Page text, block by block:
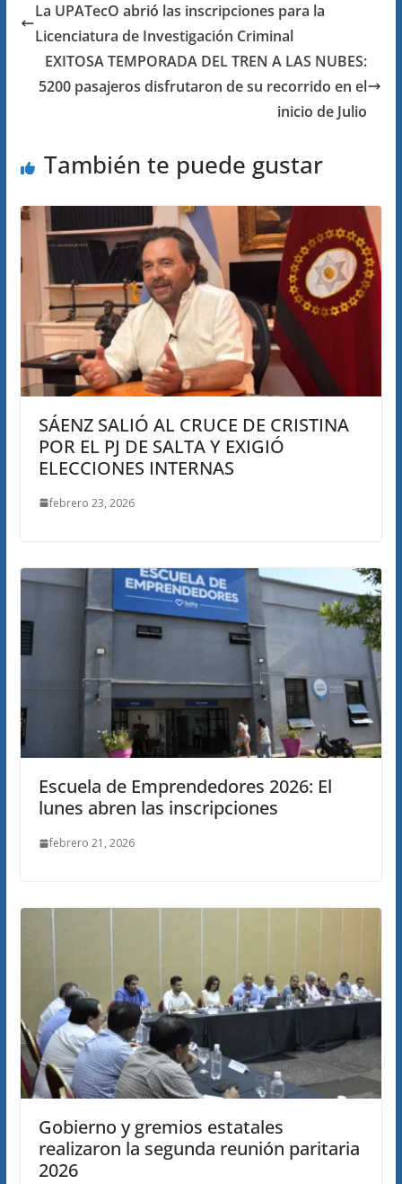
La UPATecO abrió las inscripciones para la
Licenciatura de Investigación Criminal
EXITOSA TEMPORADA DEL TREN A LAS NUBES:
5200 pasajeros disfrutaron de su recorrido en el
inicio de Julio
También te puede gustar
SÁENZ SALIÓ AL CRUCE DE CRISTINA
POR EL PJ DE SALTA Y EXIGIÓ
ELECCIONES INTERNAS
febrero 23, 2026
Escuela de Emprendedores 2026: El
lunes abren las inscripciones
febrero 21, 2026
Gobierno y gremios estatales
realizaron la segunda reunión paritaria
2026